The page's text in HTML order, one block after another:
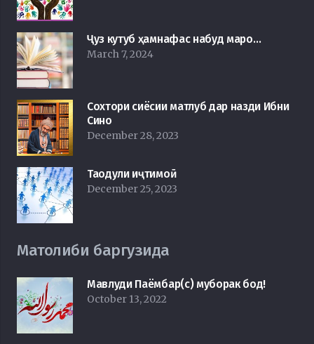
Ҷуз кутуб ҳамнафас набуд маро…
March 7, 2024
Сохтори сиёсии матлуб дар назди Ибни
Сино
December 28, 2023
Таодули иҷтимоӣ
December 25, 2023
Матолиби баргузида
Мавлуди Паёмбар(с) муборак бод!
October 13, 2022